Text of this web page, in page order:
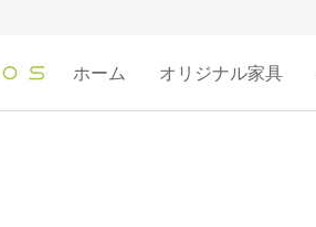
ホーム オリジナル家具